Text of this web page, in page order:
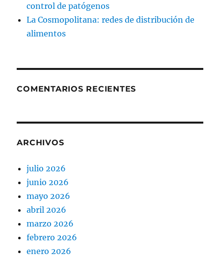
control de patógenos
La Cosmopolitana: redes de distribución de
alimentos
COMENTARIOS RECIENTES
ARCHIVOS
julio 2026
junio 2026
mayo 2026
abril 2026
marzo 2026
febrero 2026
enero 2026